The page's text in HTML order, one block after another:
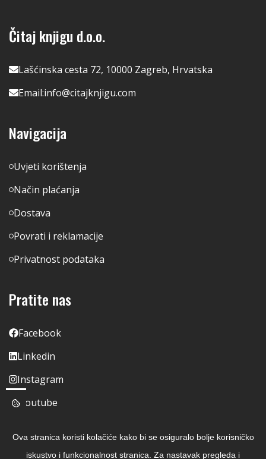
Čitaj knjigu d.o.o.
Lašćinska cesta 72, 10000 Zagreb, Hrvatska
Email:info@citajknjigu.com
Navigacija
Uvjeti korištenja
Način plaćanja
Dostava
Povrati i reklamacije
Privatnost podataka
Pratite nas
Facebook
Linkedin
Instagram
Youtube
Ova stranica koristi kolačiće kako bi se osiguralo bolje korisničko
iskustvo i funkcionalnost stranica. Za nastavak pregleda i